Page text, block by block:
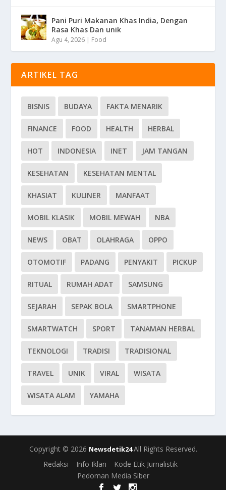
Pani Puri Makanan Khas India, Dengan
Rasa Khas Dan unik
Agu 4, 2026 | Food
ARTIKEL TAG
BISNIS BUDAYA FAKTA MENARIK
FINANCE FOOD HEALTH HERBAL
HOT INDONESIA INET JAM TANGAN
KESEHATAN KESEHATAN MENTAL
KHASIAT KULINER MANFAAT
MOBIL KLASIK MOBIL MEWAH NBA
NEWS OBAT OLAHRAGA OPPO
OTOMOTIF PADANG PENYAKIT PICKUP
RITUAL RUMAH ADAT SAMSUNG
SEJARAH SEPAK BOLA SMARTPHONE
SMARTWATCH SPORT TANAMAN HERBAL
TEKNOLOGI TRADISI TRADISIONAL
TRAVEL UNIK VIRAL WISATA
WISATA ALAM YAMAHA
Copyright © 2026 Newsdetik24All Rights Reserved.
Redaksi
Info Iklan
Kode Etik Jurnalistik
Pedoman Media Siber